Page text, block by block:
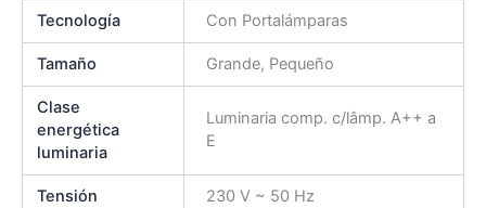
Tecnología Con Portalámparas
Tamaño Grande, Pequeño
Clase
energética
luminaria
Luminaria comp. c/lâmp. A++ a
E
Tensión 230 V ~ 50 Hz